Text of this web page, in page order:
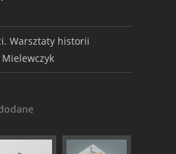
Warsztaty historii